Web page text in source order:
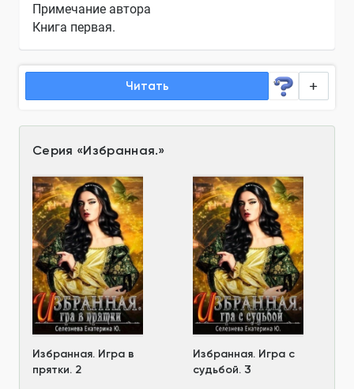
Примечание автора
Книга первая.
Читать
Серия «Избранная.»
Избранная. Игра в
прятки. 2
Избранная. Игра с
судьбой. 3